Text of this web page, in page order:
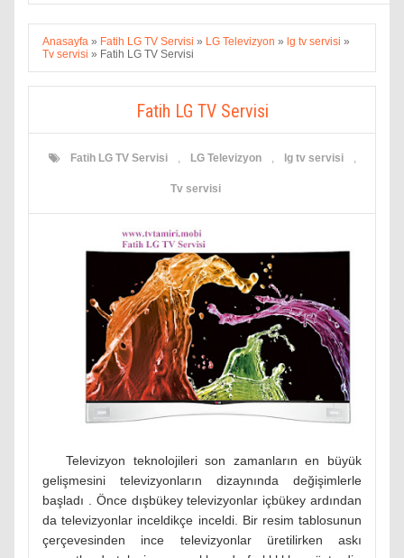
Anasayfa » Fatih LG TV Servisi » LG Televizyon » lg tv servisi »
Tv servisi » Fatih LG TV Servisi
Fatih LG TV Servisi
Fatih LG TV Servisi LG Televizyon lg tv servisi
Tv servisi
Televizyon teknolojileri son zamanların en büyük
gelişmesini televizyonların dizaynında değişimlerle
başladı . Önce dışbükey televizyonlar içbükey ardından
da televizyonlar inceldikçe inceldi. Bir resim tablosunun
çerçevesinden ince televizyonlar üretilirken askı